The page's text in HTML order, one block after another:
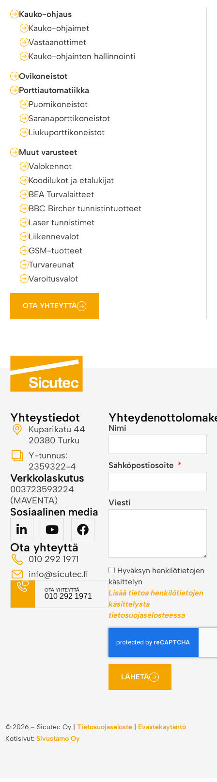
Kauko-ohjaus
Kauko-ohjaimet
Vastaanottimet
Kauko-ohjainten hallinnointi
Ovikoneistot
Porttiautomatiikka
Puomikoneistot
Saranaporttikoneistot
Liukuporttikoneistot
Muut varusteet
Valokennot
Koodilukot ja etälukijat
BEA Turvalaitteet
BBC Bircher tunnistintuotteet
Laser tunnistimet
Liikennevalot
GSM-tuotteet
Turvareunat
Varoitusvalot
OTA YHTEYTTÄ
Yhteystiedot
Kuparikatu 44
20380 Turku
Y-tunnus:
2359322-4
Verkkolaskutus
003723593224
(MAVENTA)
Sosiaalinen media
Ota yhteyttä
010 292 1971
info@sicutec.fi
OTA YHTEYTTÄ
010 292 1971
Nimi
Sähköpostiosoite
Viesti
Hyväksyn henkilötietojen
käsittelyn
Lisää tietoa henkilötietojen
käsittelystä
tietosuojaselosteessa
LÄHETÄ
©2026 – Sicutec Oy |Tietosuojaseloste
Evästekäytäntö
Kotisivut:Sivustamo Oy